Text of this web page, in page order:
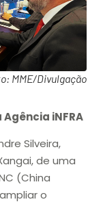
MME/Divulgação
Agência iNFRA
Silveira,
de uma
(China
o